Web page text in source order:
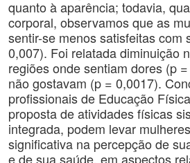
quanto à aparência; todavia,
corporal, observamos que as
sentir-se menos satisfeitas com
0,007). Foi relatada diminuição
regiões onde sentiam dores (p
não gostavam (p = 0,0017).
profissionais de Educação
proposta de atividades físicas
integrada, podem levar
significativa na percepção de
e de sua saúde, em aspectos